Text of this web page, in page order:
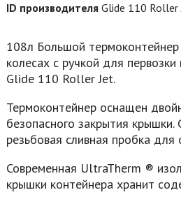
ID производителя Glide 110
108л Большой термоконтейнер
колесах с ручкой для
Glide 110 Roller Jet.
Термоконтейнер оснащен
безопасного закрытия крышки.
резьбовая сливная пробка
Современная UltraTherm ®
крышки контейнера хранит